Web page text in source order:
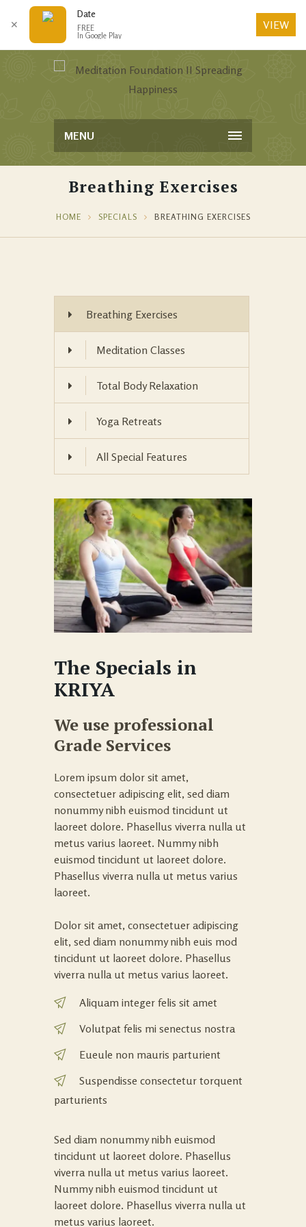
MENU
Breathing Exercises
HOME SPECIALS BREATHING EXERCISES
Breathing Exercises
Meditation Classes
Total Body Relaxation
Yoga Retreats
All Special Features
The Specials in
KRIYA
We use professional
Grade Services
Lorem ipsum dolor sit amet,
consectetuer adipiscing elit, sed diam
nonummy nibh euismod tincidunt ut
laoreet dolore. Phasellus viverra nulla ut
metus varius laoreet. Nummy nibh
euismod tincidunt ut laoreet dolore.
Phasellus viverra nulla ut metus varius
laoreet.
Dolor sit amet, consectetuer adipiscing
elit, sed diam nonummy nibh euis mod
tincidunt ut laoreet dolore. Phasellus
viverra nulla ut metus varius laoreet.
Aliquam integer felis sit amet
Volutpat felis mi senectus nostra
Eueule non mauris parturient
Suspendisse consectetur torquent
parturients
Sed diam nonummy nibh euismod
tincidunt ut laoreet dolore. Phasellus
viverra nulla ut metus varius laoreet.
Nummy nibh euismod tincidunt ut
laoreet dolore. Phasellus viverra nulla ut
metus varius laoreet.
✕
Date
FREE
In Google Play
VIEW